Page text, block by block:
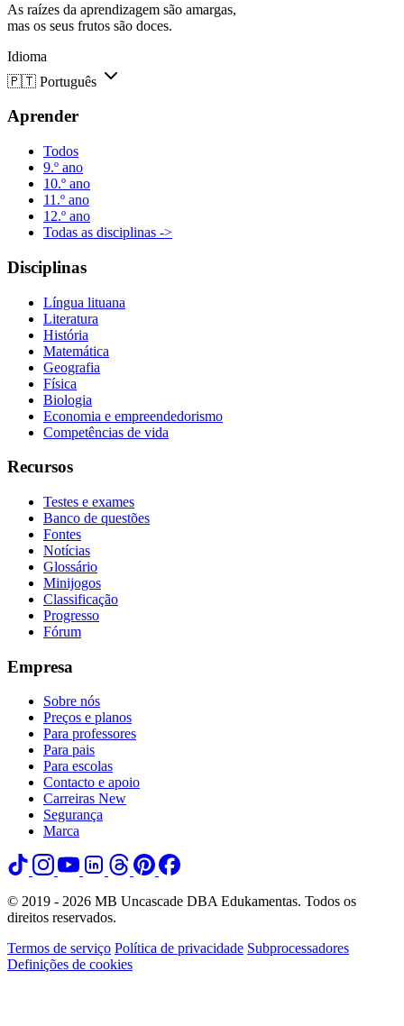
As raízes da aprendizagem são amargas,
mas os seus frutos são doces.
Idioma
🇵🇹 Português
Aprender
Todos
9.º ano
10.º ano
11.º ano
12.º ano
Todas as disciplinas ->
Disciplinas
Língua lituana
Literatura
História
Matemática
Geografia
Física
Biologia
Economia e empreendedorismo
Competências de vida
Recursos
Testes e exames
Banco de questões
Fontes
Notícias
Glossário
Minijogos
Classificação
Progresso
Fórum
Empresa
Sobre nós
Preços e planos
Para professores
Para pais
Para escolas
Contacto e apoio
Carreiras New
Segurança
Marca
© 2019 - 2026 MB Uncascade DBA Edukamentas. Todos os
direitos reservados.
Termos de serviço Política de privacidade Subprocessadores
Definições de cookies